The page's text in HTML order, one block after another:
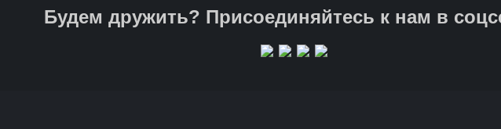
Будем дружить? Присоединяйтесь к нам в